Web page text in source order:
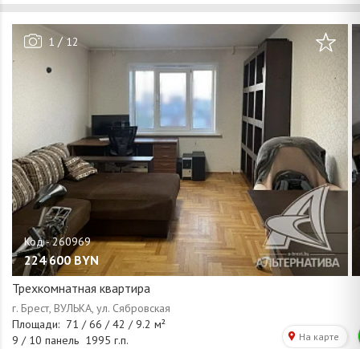
1 / 12
224 600 BYN
Трехкомнатная квартира